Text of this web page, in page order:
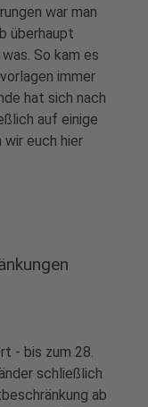
war man
überhaupt
So kam es
immer
hat sich nach
auf einige
euch hier
- bis zum 28.
schließlich
ab